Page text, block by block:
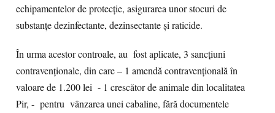
echipamentelor de protecție, asigurarea unor stocuri de
substanțe dezinfectante, dezinsectante și raticide.
În urma acestor controale, au fost aplicate, 3 sancțiuni
contravenționale, din care – 1 amendă contravențională în
valoare de 1.200 lei - 1 crescător de animale din localitatea
Pir, - pentru vânzarea unei cabaline, fără documentele